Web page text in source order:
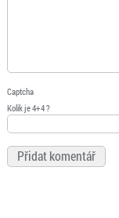
Captcha
Kolik je 4+4 ?